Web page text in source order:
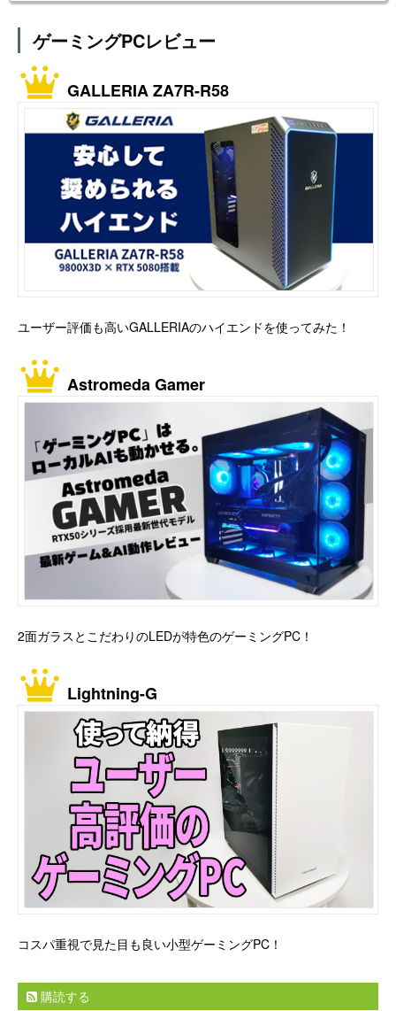
ゲーミングPCレビュー
GALLERIA ZA7R-R58
ユーザー評価も高いGALLERIAのハイエンドを使ってみた！
Astromeda Gamer
2面ガラスとこだわりのLEDが特色のゲーミングPC！
Lightning-G
コスパ重視で見た目も良い小型ゲーミングPC！
購読する